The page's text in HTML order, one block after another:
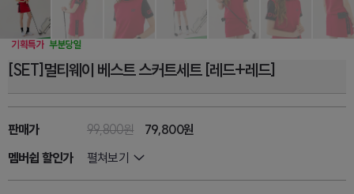
[SET]멀티웨이 베스트 스커트세트 [레드+레드]
판매가 99,800원
79,800원
멤버쉽 할인가
펼쳐보기